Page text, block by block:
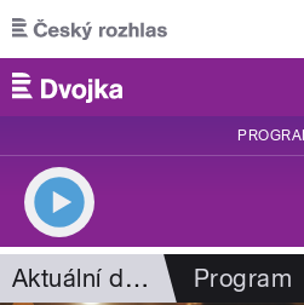
Přejít k hlavnímu obsahu
Aktuální dění Program